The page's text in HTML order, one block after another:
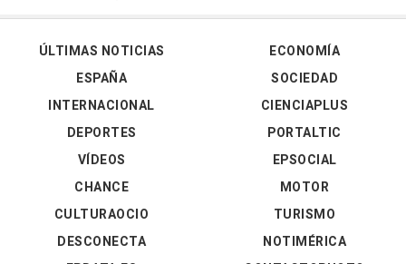
ÚLTIMAS NOTICIAS
ESPAÑA
INTERNACIONAL
DEPORTES
VÍDEOS
ECONOMÍA
SOCIEDAD
CIENCIAPLUS
PORTALTIC
EPSOCIAL
CHANCE
CULTURAOCIO
DESCONECTA
MOTOR
TURISMO
NOTIMÉRICA